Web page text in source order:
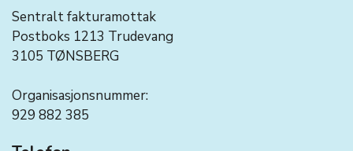
Sentralt fakturamottak
Postboks 1213 Trudevang
3105 TØNSBERG
Organisasjonsnummer:
929 882 385